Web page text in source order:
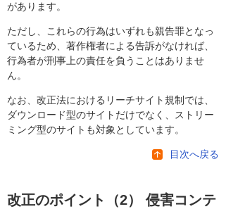
があります。
ただし、これらの行為はいずれも親告罪となっ
ているため、著作権者による告訴がなければ、
行為者が刑事上の責任を負うことはありませ
ん。
なお、改正法におけるリーチサイト規制では、
ダウンロード型のサイトだけでなく、ストリー
ミング型のサイトも対象としています。
目次へ戻る
改正のポイント（2） 侵害コンテ